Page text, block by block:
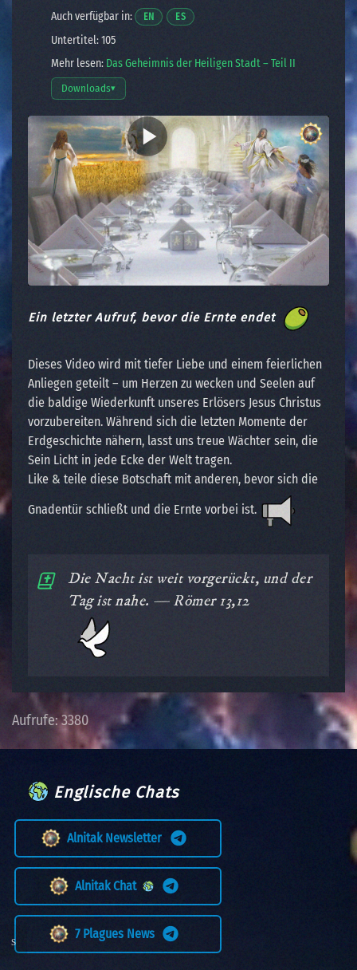
Auch verfügbar in:
ENÖffnet ein Video in einem neuen Fenster.
ESÖffnet ein Video in einem neuen
Untertitel: 105
Mehr lesen: Das Geheimnis der Heiligen Stadt – Teil II
Downloads▾
Download-Optionen öffnen
Ein letzter Aufruf, bevor die Ernte endet
Dieses Video wird mit tiefer Liebe und einem feierlichen
Anliegen geteilt – um Herzen zu wecken und Seelen auf
die baldige Wiederkunft unseres Erlösers Jesus Christus
vorzubereiten. Während sich die letzten Momente der
Erdgeschichte nähern, lasst uns treue Wächter sein, die
Sein Licht in jede Ecke der Welt tragen.
Like & teile diese Botschaft mit anderen, bevor sich die
Gnadentür schließt und die Ernte vorbei ist.
Die Nacht ist weit vorgerückt, und der
Tag ist nahe. — Römer 13,12
Aufrufe: 3380
Englische Chats
Alnitak Newsletter
Alnitak Chat
7 Plagues News